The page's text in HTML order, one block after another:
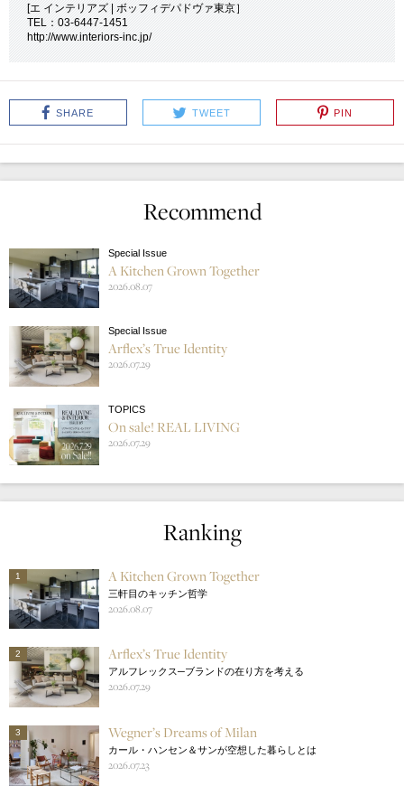
[エ インテリアズ | ボッフィデパドヴァ東京］
TEL：03-6447-1451
http://www.interiors-inc.jp/
SHARE TWEET PIN
Recommend
Special Issue
A Kitchen Grown Together
2026.08.07
Special Issue
Arflex’s True Identity
2026.07.29
TOPICS
On sale! REAL LIVING
2026.07.29
Ranking
1 A Kitchen Grown Together
三軒目のキッチン哲学
2026.08.07
2 Arflex’s True Identity
アルフレックス─ブランドの在り方を考える
2026.07.29
3 Wegner’s Dreams of Milan
カール・ハンセン＆サンが空想した暮らしとは
2026.07.23